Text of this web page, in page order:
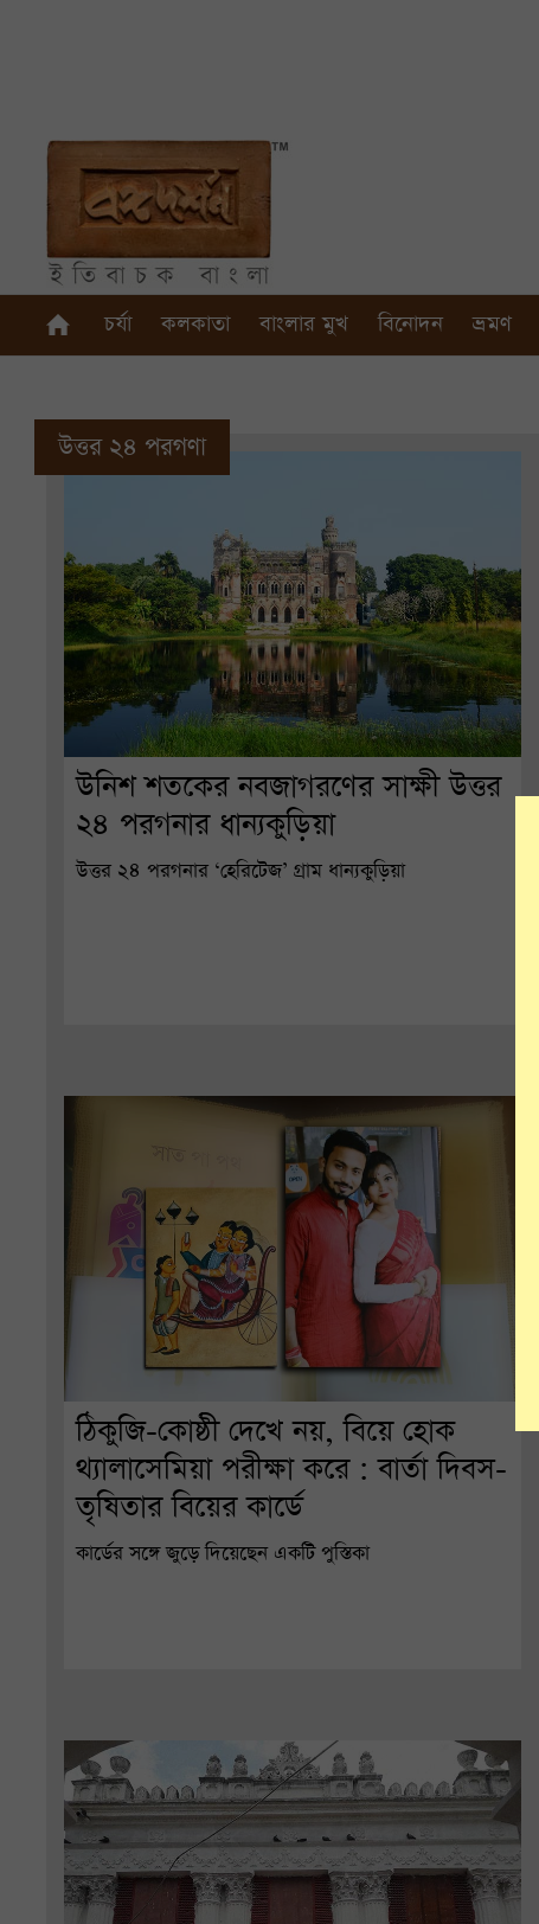
চর্যা কলকাতা বাংলার মুখ বিনোদন ভ্রমণ
উত্তর ২৪ পরগণা
উনিশ শতকের নবজাগরণের সাক্ষী উত্তর
২৪ পরগনার ধান্যকুড়িয়া
উত্তর ২৪ পরগনার ‘হেরিটেজ’ গ্রাম ধান্যকুড়িয়া
ঠিকুজি-কোষ্ঠী দেখে নয়, বিয়ে হোক
থ্যালাসেমিয়া পরীক্ষা করে : বার্তা দিবস-
তৃষিতার বিয়ের কার্ডে
কার্ডের সঙ্গে জুড়ে দিয়েছেন একটি পুস্তিকা